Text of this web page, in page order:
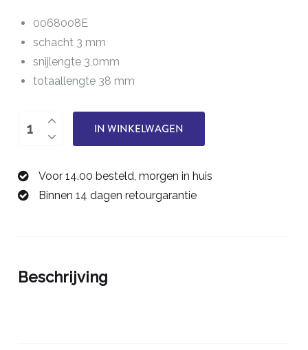
0068008E
schacht 3 mm
snijlengte 3,0mm
totaallengte 38 mm
éénsnijder
0068008E
aantal
IN WINKELWAGEN
Voor 14.00 besteld, morgen in huis
Binnen 14 dagen retourgarantie
Beschrijving